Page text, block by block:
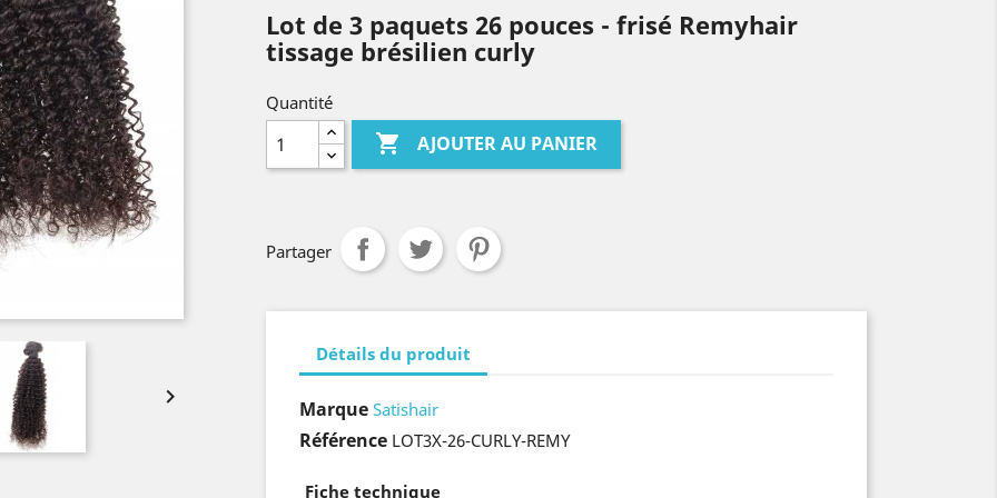

Lot de 3 paquets 26 pouces - frisé Remyhair
tissage brésilien curly
Quantité
 AJOUTER AU PANIER
Partager
Détails du produit
Marque Satishair
Référence LOT3X-26-CURLY-REMY
Fiche technique